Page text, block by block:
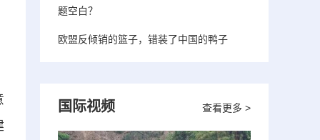
题空白？
欧盟反倾销的篮子，错装了中国的鸭子
查看更多 >
国际视频